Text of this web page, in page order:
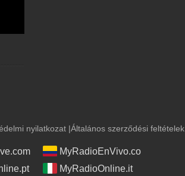
nyilatkozat |Általános szerződési feltételek
MyRadioEnVivo.co
MyRadioOnline.it